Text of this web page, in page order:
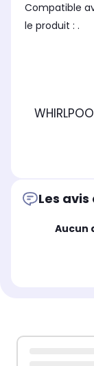
Compatible avec
le produit : .
Les
Aucun